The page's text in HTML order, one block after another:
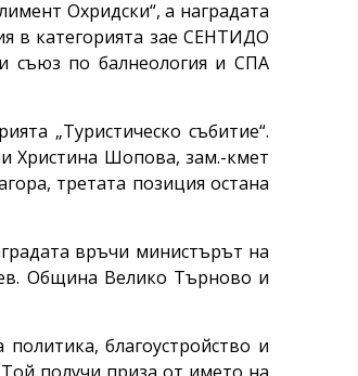
Охридски“, а наградата
в категорията зае СЕНТИДО
съюз по балнеология и СПА
„Туристическо събитие“.
Христина Шопова, зам.-кмет
третата позиция остана
връчи министърът на
Община Велико Търново и
благоустройство и